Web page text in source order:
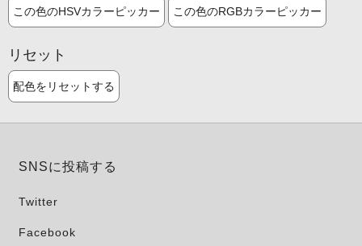
この色のHSVカラーピッカー この色のRGBカラーピッカー
リセット
配色をリセットする
SNSに投稿する
Twitter
Facebook